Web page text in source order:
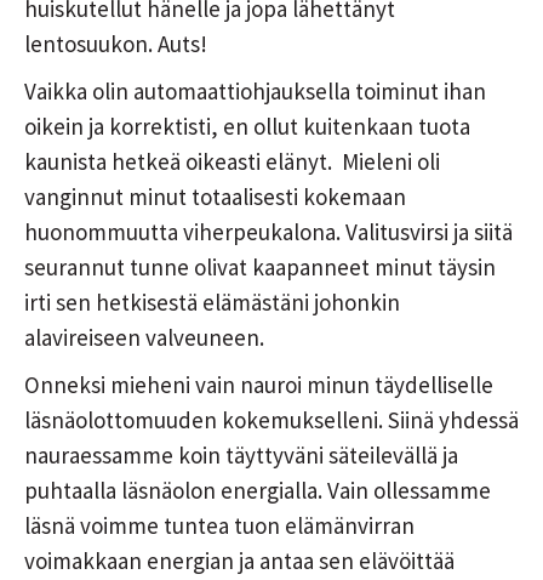
huiskutellut hänelle ja jopa lähettänyt
lentosuukon. Auts!
Vaikka olin automaattiohjauksella toiminut ihan
oikein ja korrektisti, en ollut kuitenkaan tuota
kaunista hetkeä oikeasti elänyt. Mieleni oli
vanginnut minut totaalisesti kokemaan
huonommuutta viherpeukalona. Valitusvirsi ja siitä
seurannut tunne olivat kaapanneet minut täysin
irti sen hetkisestä elämästäni johonkin
alavireiseen valveuneen.
Onneksi mieheni vain nauroi minun täydelliselle
läsnäolottomuuden kokemukselleni. Siinä yhdessä
nauraessamme koin täyttyväni säteilevällä ja
puhtaalla läsnäolon energialla. Vain ollessamme
läsnä voimme tuntea tuon elämänvirran
voimakkaan energian ja antaa sen elävöittää